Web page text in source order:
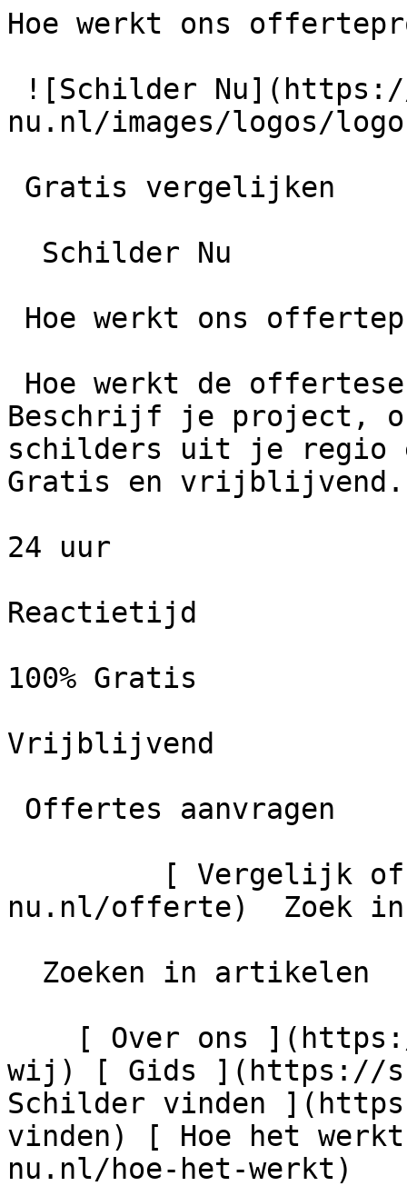
Hoe werkt ons
nu.nl/images/logos/
Beschrijf je project,
schilders uit je regio
Gratis en vrijblijvend.
24 uur
Reactietijd
100% Gratis
Vrijblijvend
nu.nl/offerte)  Zoek
wij) [ Gids ](https://
Schilder vinden
vinden) [ Hoe het
nu.nl/hoe-het-werkt)